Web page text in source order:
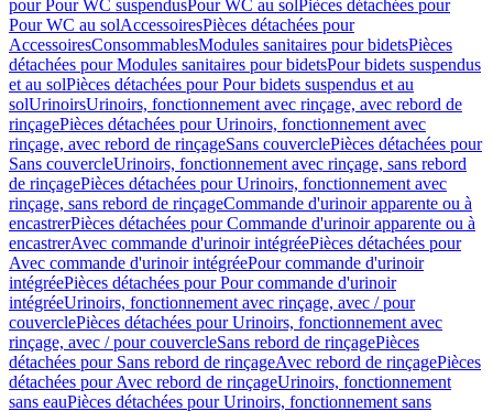
pour Pour WC suspendusPour WC au solPièces détachées pour
Pour WC au solAccessoiresPièces détachées pour
AccessoiresConsommablesModules sanitaires pour bidetsPièces
détachées pour Modules sanitaires pour bidetsPour bidets suspendus
et au solPièces détachées pour Pour bidets suspendus et au
solUrinoirsUrinoirs, fonctionnement avec rinçage, avec rebord de
rinçagePièces détachées pour Urinoirs, fonctionnement avec
rinçage, avec rebord de rinçageSans couverclePièces détachées pour
Sans couvercleUrinoirs, fonctionnement avec rinçage, sans rebord
de rinçagePièces détachées pour Urinoirs, fonctionnement avec
rinçage, sans rebord de rinçageCommande d'urinoir apparente ou à
encastrerPièces détachées pour Commande d'urinoir apparente ou à
encastrerAvec commande d'urinoir intégréePièces détachées pour
Avec commande d'urinoir intégréePour commande d'urinoir
intégréePièces détachées pour Pour commande d'urinoir
intégréeUrinoirs, fonctionnement avec rinçage, avec / pour
couverclePièces détachées pour Urinoirs, fonctionnement avec
rinçage, avec / pour couvercleSans rebord de rinçagePièces
détachées pour Sans rebord de rinçageAvec rebord de rinçagePièces
détachées pour Avec rebord de rinçageUrinoirs, fonctionnement
sans eauPièces détachées pour Urinoirs, fonctionnement sans